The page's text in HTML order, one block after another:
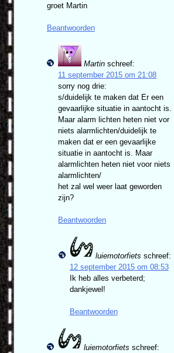
groet Martin
Beantwoorden
Martin schreef:
11 september 2015 om 21:08
sorry nog drie:
s/duidelijk te maken dat Er een
gevaarlijke situatie in aantocht is.
Maar alarm lichten heten niet vor
niets alarmlichten/duidelijk te
maken dat er een gevaarlijke
situatie in aantocht is. Maar
alarmlichten heten niet voor niets
alarmlichten/
het zal wel weer laat geworden
zijn?
Beantwoorden
luiemotorfiets schreef:
12 september 2015 om 08:53
Ik heb alles verbeterd;
dankjewel!
Beantwoorden
luiemotorfiets schreef: